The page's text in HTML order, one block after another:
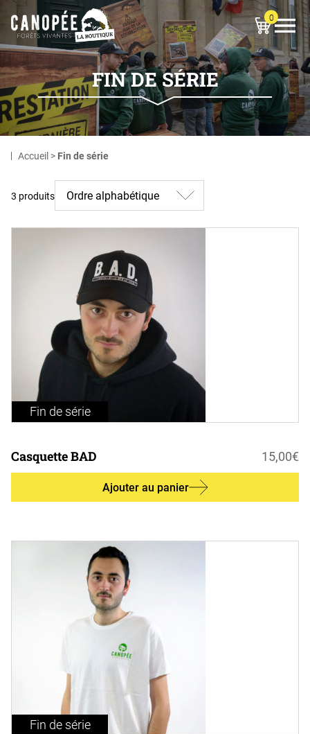
OUVRIR LE
0
FIN DE SÉRIE
Accueil > Fin de série
3 produits
Fin de série
Casquette BAD 15,00€
Ajouter au panier
Fin de série